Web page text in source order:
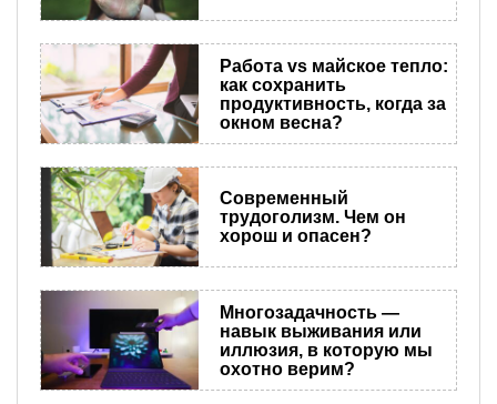
Работа vs майское тепло:
как сохранить
продуктивность, когда за
окном весна?
Современный
трудоголизм. Чем он
хорош и опасен?
Многозадачность —
навык выживания или
иллюзия, в которую мы
охотно верим?